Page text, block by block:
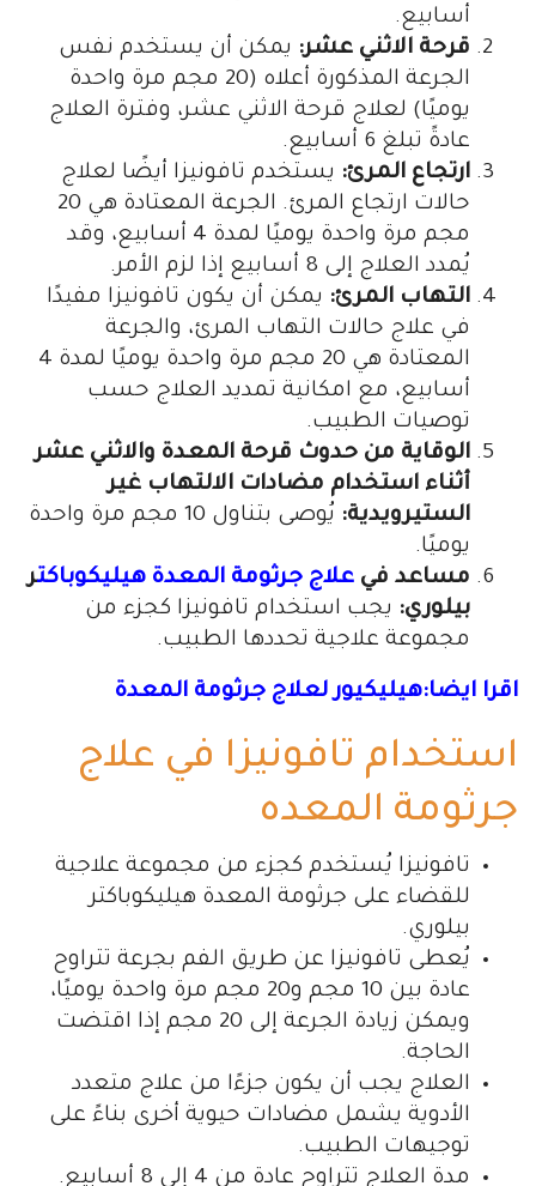
أسابيع.
قرحة الاثني عشر: يمكن أن يستخدم نفس
الجرعة المذكورة أعلاه (20 مجم مرة واحدة
يوميًا) لعلاج قرحة الاثني عشر، وفترة العلاج
عادةً تبلغ 6 أسابيع.
ارتجاع المرئ: يستخدم تافونيزا أيضًا لعلاج
حالات ارتجاع المرئ. الجرعة المعتادة هي 20
مجم مرة واحدة يوميًا لمدة 4 أسابيع، وقد
يُمدد العلاج إلى 8 أسابيع إذا لزم الأمر.
التهاب المرئ: يمكن أن يكون تافونيزا مفيدًا
في علاج حالات التهاب المرئ، والجرعة
المعتادة هي 20 مجم مرة واحدة يوميًا لمدة 4
أسابيع، مع امكانية تمديد العلاج حسب
توصيات الطبيب.
الوقاية من حدوث قرحة المعدة والاثني عشر
أثناء استخدام مضادات الالتهاب غير
الستيرويدية:
يُوصى بتناول 10 مجم مرة واحدة
يوميًا.
مساعد في علاج جرثومة المعدة هيليكوباكتر
بيلوري: يجب استخدام تافونيزا كجزء من
مجموعة علاجية تحددها الطبيب.
اقرا ايضا:هيليكيور لعلاج جرثومة المعدة
استخدام تافونيزا في علاج
جرثومة المعده
تافونيزا يُستخدم كجزء من مجموعة علاجية
للقضاء على جرثومة المعدة هيليكوباكتر
بيلوري.
يُعطى تافونيزا عن طريق الفم بجرعة تتراوح
عادة بين 10 مجم و20 مجم مرة واحدة يوميًا،
ويمكن زيادة الجرعة إلى 20 مجم إذا اقتضت
الحاجة.
العلاج يجب أن يكون جزءًا من علاج متعدد
الأدوية يشمل مضادات حيوية أخرى بناءً على
توجيهات الطبيب.
مدة العلاج تتراوح عادة من 4 إلى 8 أسابيع.